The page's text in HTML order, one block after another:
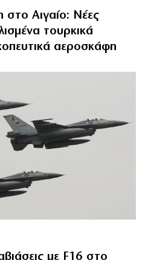
στο Αιγαίο: Νέες
τουρκικά
αεροσκάφη
με F16 στο